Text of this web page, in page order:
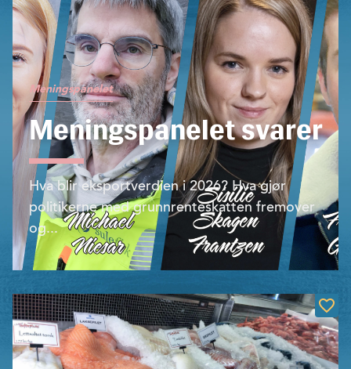
Meningspanelet
Meningspanelet svarer
Hva blir eksportverdien i 2026? Hva gjør
politikerne med grunnrenteskatten fremover
og...